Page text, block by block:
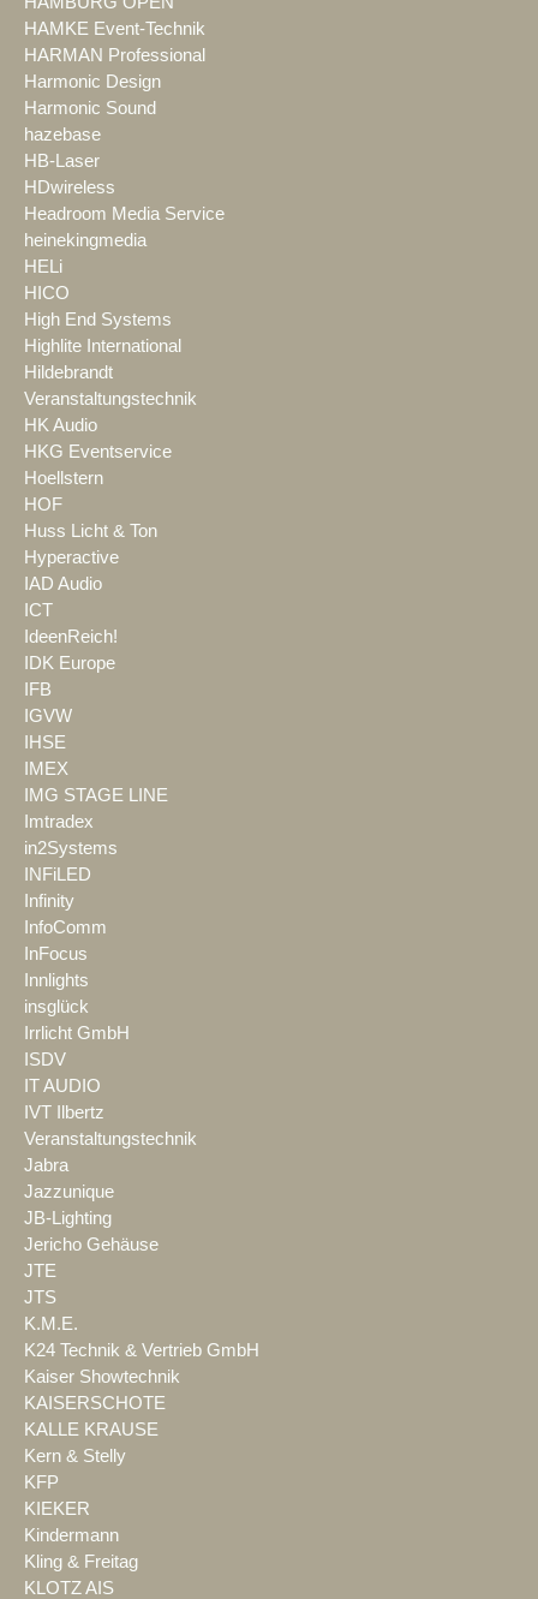
HAMKE Event-Technik
HARMAN Professional
Harmonic Design
Harmonic Sound
hazebase
HB-Laser
HDwireless
Headroom Media Service
heinekingmedia
HELi
HICO
High End Systems
Highlite International
Hildebrandt
Veranstaltungstechnik
HK Audio
HKG Eventservice
Hoellstern
HOF
Huss Licht & Ton
Hyperactive
IAD Audio
ICT
IdeenReich!
IDK Europe
IFB
IGVW
IHSE
IMEX
IMG STAGE LINE
Imtradex
in2Systems
INFiLED
Infinity
InfoComm
InFocus
Innlights
insglück
Irrlicht GmbH
ISDV
IT AUDIO
IVT Ilbertz
Veranstaltungstechnik
Jabra
Jazzunique
JB-Lighting
Jericho Gehäuse
JTE
JTS
K.M.E.
K24 Technik & Vertrieb GmbH
Kaiser Showtechnik
KAISERSCHOTE
KALLE KRAUSE
Kern & Stelly
KFP
KIEKER
Kindermann
Kling & Freitag
KLOTZ AIS